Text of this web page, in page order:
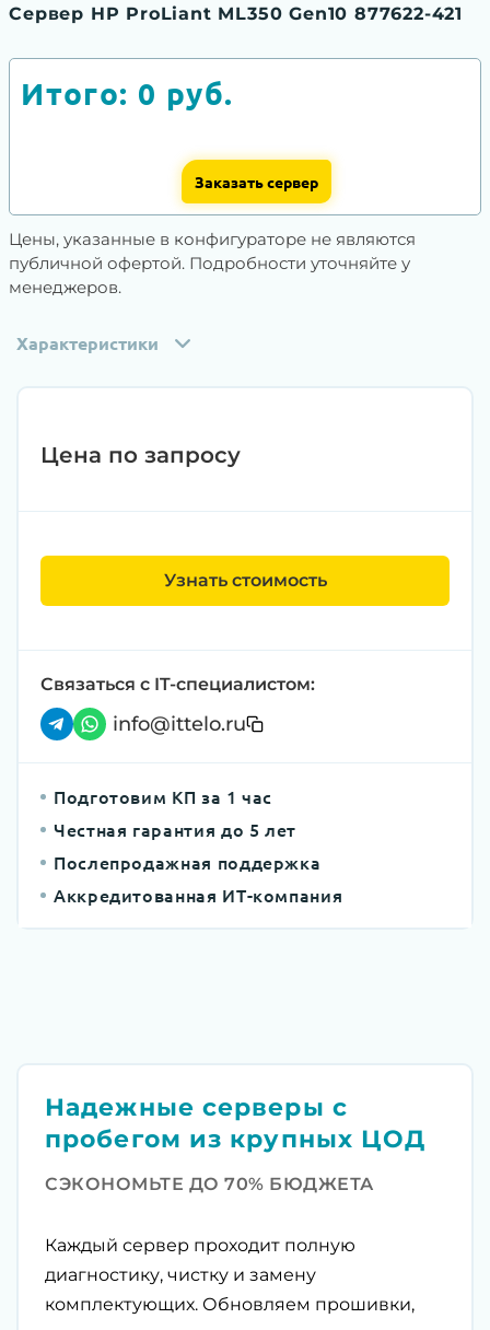
Сервер HP ProLiant ML350 Gen10 877622-421
Итого: 0 руб.
Заказать сервер
Цены, указанные в конфигураторе не являются
публичной офертой. Подробности уточняйте у
менеджеров.
Характеристики
Цена по запросу
Узнать стоимость
Связаться с IT-специалистом:
info@ittelo.ru
Подготовим КП за 1 час
Честная гарантия до 5 лет
Послепродажная поддержка
Аккредитованная ИТ-компания
Надежные серверы с
пробегом из крупных ЦОД
СЭКОНОМЬТЕ ДО 70% БЮДЖЕТА
Каждый сервер проходит полную
диагностику, чистку и замену
комплектующих. Обновляем прошивки,